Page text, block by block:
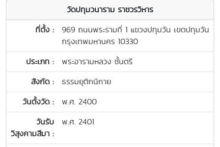
วัดปทุมวนาราม ราชวรวิหาร
ที่ตั้ง :
969 ถนนพระรามที่ 1 แขวงปทุมวัน เขตปทุมวัน
กรุงเทพมหานคร 10330
ประเภท :
พระอารามหลวง ชั้นตรี
สังกัด :
ธรรมยุติกนิกาย
วันตั้งวัด :
พ.ศ. 2400
วันรับ
วิสุงคามสีมา :
พ.ศ. 2401